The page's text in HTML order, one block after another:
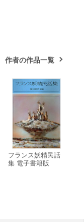
作者の作品一覧
フランス妖精民話
集 電子書籍版